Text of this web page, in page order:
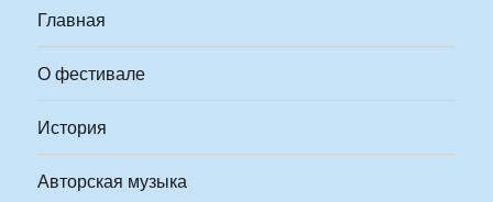
Главная
О фестивале
История
Авторская музыка